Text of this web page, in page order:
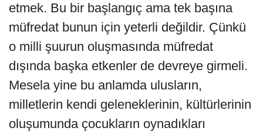
etmek. Bu bir başlangıç ama tek başına
müfredat bunun için yeterli değildir. Çünkü
o milli şuurun oluşmasında müfredat
dışında başka etkenler de devreye girmeli.
Mesela yine bu anlamda ulusların,
milletlerin kendi geleneklerinin, kültürlerinin
oluşumunda çocukların oynadıkları